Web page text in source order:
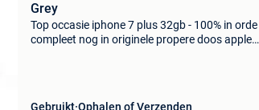
Grey
Top occasie iphone 7 plus 32gb - 100% in orde
compleet nog in originele propere doos apple
Gebruikt Ophalen of Verzenden